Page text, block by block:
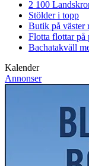
2 100
Stölder i topp
Butik på väster
Flotta flottar på
Bachatakväll
Kalender
Annonser